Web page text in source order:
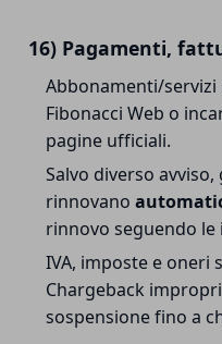
16) Pagamenti,
Abbonamenti/
Fibonacci Web o
pagine ufficiali.
Salvo diverso
rinnovano
rinnovo seguendo le
IVA, imposte e oneri
Chargeback
sospensione fino a